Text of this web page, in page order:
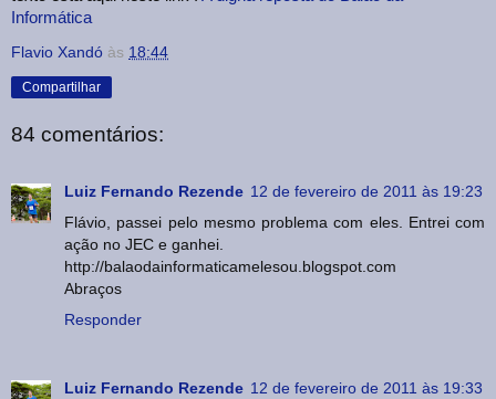
Informática
Flavio Xandó às 18:44
Compartilhar
84 comentários:
Luiz Fernando Rezende 12 de fevereiro de 2011 às 19:23
Flávio, passei pelo mesmo problema com eles. Entrei com
ação no JEC e ganhei.
http://balaodainformaticamelesou.blogspot.com
Abraços
Responder
Luiz Fernando Rezende 12 de fevereiro de 2011 às 19:33